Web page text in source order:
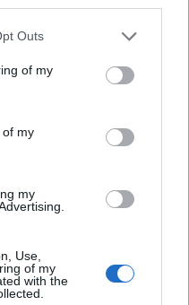
Outs
of my
of my
my
Use,
of my
with the
Румъния
на въглищна